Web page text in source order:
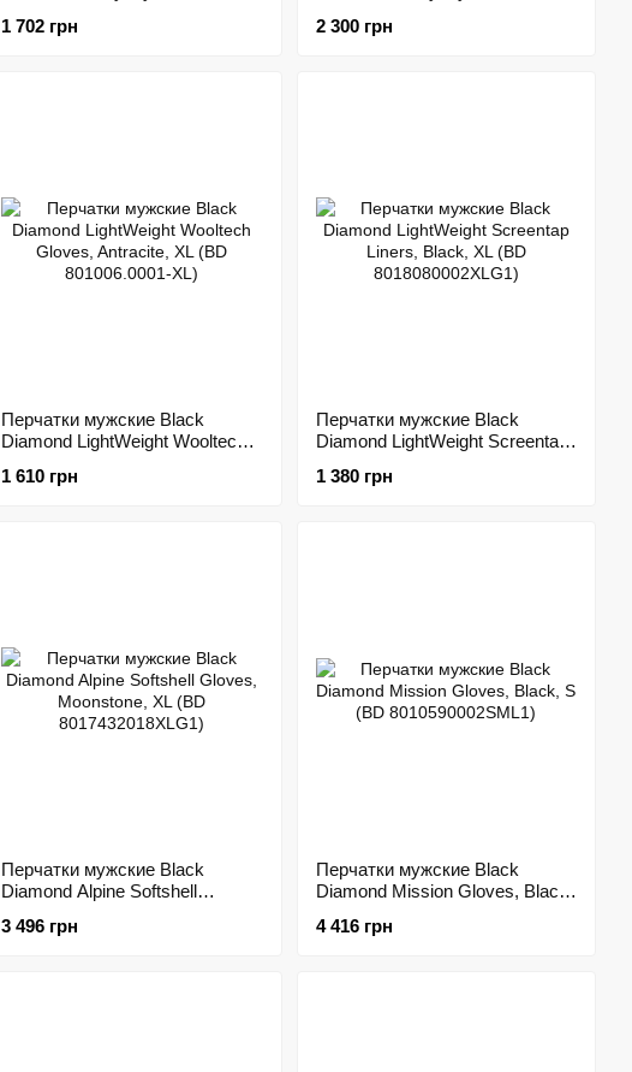
8017480002SML1)
1 702 грн
8017440002SML1)
2 300 грн
Перчатки мужские Black
Diamond LightWeight Wooltech
801006.0001-XL)
1 610 грн
Перчатки мужские Black
Diamond LightWeight Screentap
8018080002XLG1)
1 380 грн
Перчатки мужские Black
Diamond Alpine Softshell
8017432018XLG1)
3 496 грн
Перчатки мужские Black
Diamond Mission Gloves, Black,
4 416 грн